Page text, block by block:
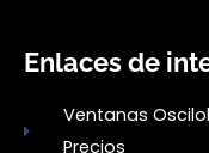
Enlaces de
Ventanas
Precios